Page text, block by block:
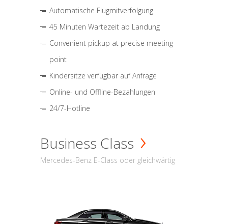
Automatische Flugmitverfolgung
45 Minuten Wartezeit ab Landung
Convenient pickup at precise meeting
point
Kindersitze verfügbar auf Anfrage
Online- und Offline-Bezahlungen
24/7-Hotline
Business Class
Mercedes-Benz E-Class oder gleichwärtig